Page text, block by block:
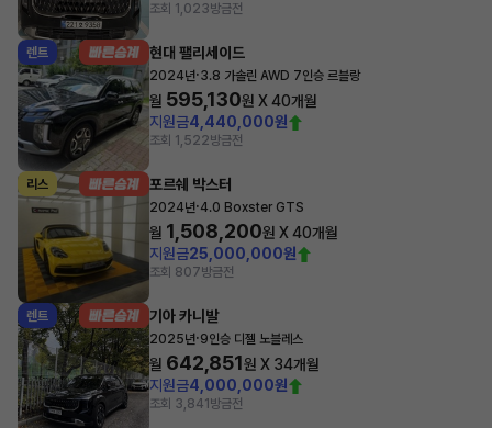
조회 1,023방금전
렌트 현대 팰리세이드
2024년·3.8 가솔린 AWD 7인승 르블랑
월 595,130원 X40개월
지원금4,440,000원
조회 1,522방금전
리스 포르쉐 박스터
2024년·4.0 Boxster GTS
월 1,508,200원 X40개월
지원금25,000,000원
조회 807방금전
렌트 기아 카니발
2025년·9인승 디젤 노블레스
월 642,851원 X 34개월
지원금4,000,000원
조회 3,841 방금전